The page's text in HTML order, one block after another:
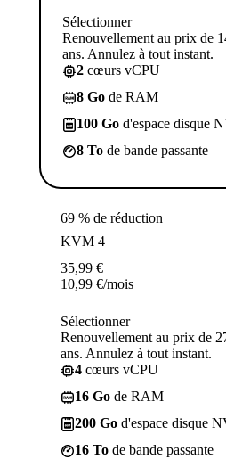
Sélectionner
Renouvellement au prix de
ans. Annulez à tout instant.
2 cœurs vCPU
8 Go de RAM
100 Go d'espace disque
8 To de bande passante
69 % de réduction
KVM 4
35,99 €
10,99 €/mois
Sélectionner
Renouvellement au prix de
ans. Annulez à tout instant.
4 cœurs vCPU
16 Go de RAM
200 Go d'espace disque
16 To de bande passante